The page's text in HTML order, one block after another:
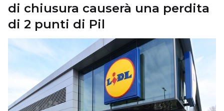
di chiusura causerà una perdita
di 2 punti di Pil